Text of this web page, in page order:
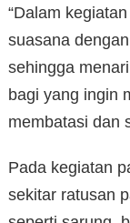
“Dalam
suasana
sehingga
bagi yang ingin
membatasi dan
Pada kegiatan
sekitar ratusan